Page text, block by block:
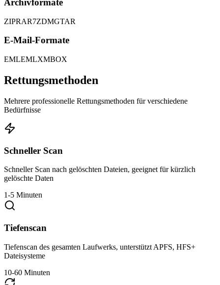
Archivformate
ZIPRAR7ZDMGTAR
E-Mail-Formate
EMLEMLXMBOX
Rettungsmethoden
Mehrere professionelle Rettungsmethoden für verschiedene
Bedürfnisse
Schneller Scan
Schneller Scan nach gelöschten Dateien, geeignet für kürzlich
gelöschte Daten
1-5 Minuten
Tiefenscan
Tiefenscan des gesamten Laufwerks, unterstützt APFS, HFS+
Dateisysteme
10-60 Minuten